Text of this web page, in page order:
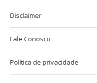
Disclaimer
Fale Conosco
Política de privacidade